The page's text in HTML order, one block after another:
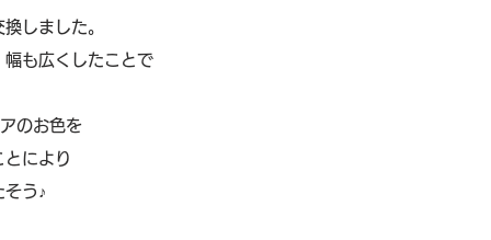
しました。
も広くしたことで
のお色を
により
そう♪